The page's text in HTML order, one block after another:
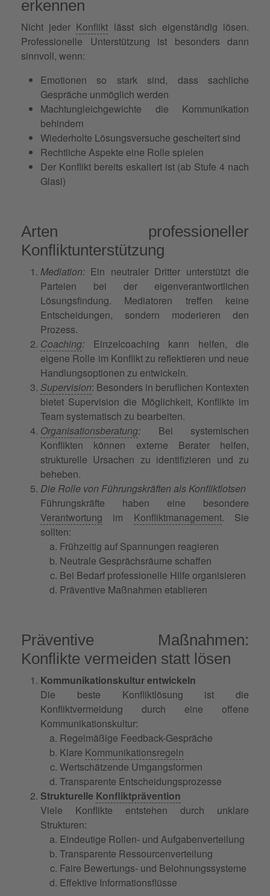
erkennen
Nicht jeder Konflikt lässt sich eigenständig lösen.
Professionelle Unterstützung ist besonders dann
sinnvoll, wenn:
Emotionen so stark sind, dass sachliche
Gespräche unmöglich werden
Machtungleichgewichte die Kommunikation
behindern
Wiederholte Lösungsversuche gescheitert sind
Rechtliche Aspekte eine Rolle spielen
Der Konflikt bereits eskaliert ist (ab Stufe 4 nach
Glasl)
Arten professioneller
Konfliktunterstützung
Mediation: Ein neutraler Dritter unterstützt die
Parteien bei der eigenverantwortlichen
Lösungsfindung. Mediatoren treffen keine
Entscheidungen, sondern moderieren den
Prozess.
Coaching: Einzelcoaching kann helfen, die
eigene Rolle im Konflikt zu reflektieren und neue
Handlungsoptionen zu entwickeln.
Supervision: Besonders in beruflichen Kontexten
bietet Supervision die Möglichkeit, Konflikte im
Team systematisch zu bearbeiten.
Organisationsberatung: Bei systemischen
Konflikten können externe Berater helfen,
strukturelle Ursachen zu identifizieren und zu
beheben.
Die Rolle von Führungskräften als Konfliktlotsen
Führungskräfte haben eine besondere
Verantwortung im Konfliktmanagement. Sie
sollten:
Frühzeitig auf Spannungen reagieren
Neutrale Gesprächsräume schaffen
Bei Bedarf professionelle Hilfe organisieren
Präventive Maßnahmen etablieren
Präventive Maßnahmen:
Konflikte vermeiden statt lösen
Kommunikationskultur entwickeln
Die beste Konfliktlösung ist die
Konfliktvermeidung durch eine offene
Kommunikationskultur:
Regelmäßige Feedback-Gespräche
Klare Kommunikationsregeln
Wertschätzende Umgangsformen
Transparente Entscheidungsprozesse
Strukturelle Konfliktprävention
Viele Konflikte entstehen durch unklare
Strukturen:
Eindeutige Rollen- und Aufgabenverteilung
Transparente Ressourcenverteilung
Faire Bewertungs- und Belohnungssysteme
Effektive Informationsflüsse